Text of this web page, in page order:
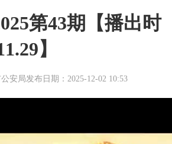
第43期【播出时
】
安局发布日期：2025-12-02 10:53